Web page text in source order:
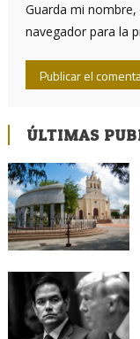
Guarda mi
navegador para la
ÚLTIMAS